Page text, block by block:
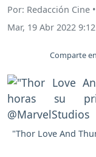
Por: Redacción Cine
Mar, 19 Abr 2022
Comparte
"Thor Love And